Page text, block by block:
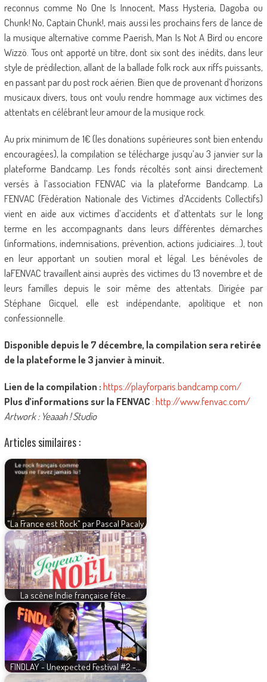
reconnus comme No One Is Innocent, Mass Hysteria, Dagoba ou
Chunk! No, Captain Chunk!, mais aussi les prochains fers de lance de
la musique alternative comme Paerish, Man Is Not A Bird ou encore
Wizzö. Tous ont apporté un titre, dont six sont des inédits, dans leur
style de prédilection, allant de la ballade folk rock aux riffs puissants,
en passant par du post rock aérien. Bien que de provenant d’horizons
musicaux divers, tous ont voulu rendre hommage aux victimes des
attentats en célébrant leur amour de la musique rock.
Au prix minimum de 1€ (les donations supérieures sont bien entendu
encouragées), la compilation se télécharge jusqu’au 3 janvier sur la
plateforme Bandcamp. Les fonds récoltés sont ainsi directement
versés à l’association FENVAC via la plateforme Bandcamp. La
FENVAC (Fédération Nationale des Victimes d’Accidents Collectifs)
vient en aide aux victimes d’accidents et d’attentats sur le long
terme en les accompagnants dans leurs différentes démarches
(informations, indemnisations, prévention, actions judiciaires…), tout
en leur apportant un soutien moral et légal. Les bénévoles de
laFENVAC travaillent ainsi auprès des victimes du 13 novembre et de
leurs familles depuis le soir même des attentats. Dirigée par
Stéphane Gicquel, elle est indépendante, apolitique et non
confessionnelle.
Disponible depuis le 7 décembre, la compilation sera retirée
de la plateforme le 3 janvier à minuit.
Lien de la compilation :https://playforparis.bandcamp.com/
Plus d’informations sur la FENVAC :http://www.fenvac.com/
Artwork : Yeaaah ! Studio
Articles similaires :
"La France est Rock" par Pascal Pacaly
La scène Indie française fête…
FINDLAY - Unexpected Festival #2 -…